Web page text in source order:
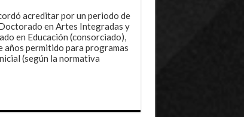
acreditar por un periodo de
en Artes Integradas y
en Educación (consorciado),
años permitido para programas
(según la normativa